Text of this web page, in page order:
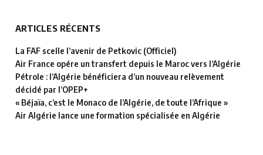
ARTICLES RÉCENTS
La FAF scelle l’avenir de Petkovic (Officiel)
Air France opére un transfert depuis le Maroc vers l’Algérie
Pétrole : l’Algérie bénéficiera d’un nouveau relèvement
décidé par l’OPEP+
« Béjaïa, c’est le Monaco de l’Algérie, de toute l’Afrique »
Air Algérie lance une formation spécialisée en Algérie